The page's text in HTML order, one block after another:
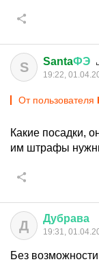
S SantaФЭ
19:22,
От пользователя
Какие посадки,
им штрафы
Д Дубрава
19:31,
Без